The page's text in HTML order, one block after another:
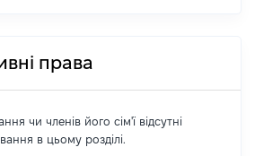
права
чи членів його сім'ї відсутні
в цьому розділі.